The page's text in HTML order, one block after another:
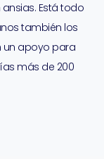
Está todo
también los
un apoyo para
más de 200